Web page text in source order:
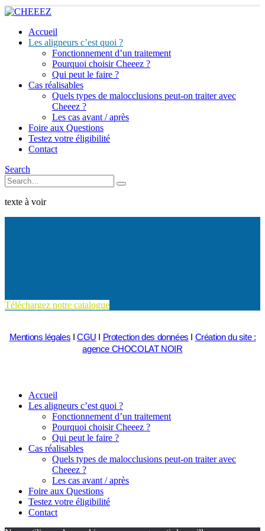
Accueil
Les aligneurs c’est quoi ?
Fonctionnement d’un traitement
Pourquoi choisir Cheeez ?
Qui peut le faire ?
Cas réalisables
Quels types de malocclusions peut-on traiter avec
Cheeez ?
Les cas avant / après
Foire aux Questions
Testez votre éligibilité
Contact
Search
texte à voir
Téléchargez notre catalogue
Mentions légales CGU Protection des données
Création du site :
agence CHOCOLAT NOIR
Accueil
Les aligneurs c’est quoi ?
Fonctionnement d’un traitement
Pourquoi choisir Cheeez ?
Qui peut le faire ?
Cas réalisables
Quels types de malocclusions peut-on traiter avec
Cheeez ?
Les cas avant / après
Foire aux Questions
Testez votre éligibilité
Contact